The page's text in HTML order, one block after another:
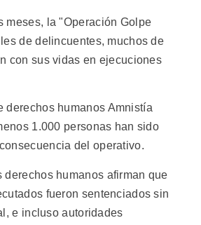
meses, la "Operación Golpe
de delincuentes, muchos de
con sus vidas en ejecuciones
derechos humanos Amnistía
1.000 personas han sido
del operativo.
derechos humanos afirman que
fueron sentenciados sin
e incluso autoridades